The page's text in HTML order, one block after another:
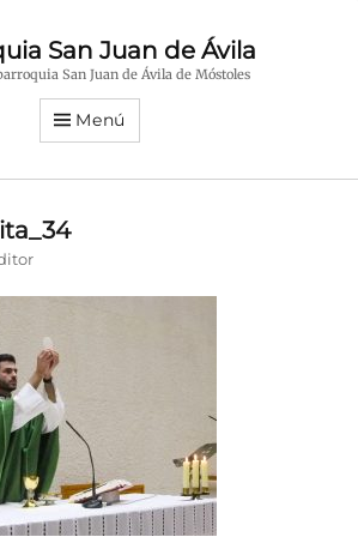
San Juan de Ávila
San Juan de Ávila de Móstoles
Menú